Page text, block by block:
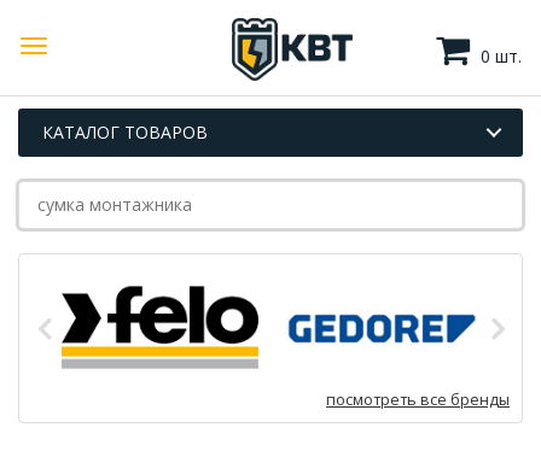
0 шт.
КАТАЛОГ ТОВАРОВ
посмотреть все бренды